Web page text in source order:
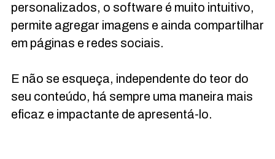
personalizados, o software é muito intuitivo,
permite agregar imagens e ainda compartilhar
em páginas e redes sociais.
E não se esqueça, independente do teor do
seu conteúdo, há sempre uma maneira mais
eficaz e impactante de apresentá-lo.